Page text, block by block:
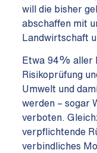
will die bisher
abschaffen mit
Landwirtschaft
Etwa 94% aller
Risikoprüfung
Umwelt und
werden – sogar
verboten.
verpflichtende
verbindliches